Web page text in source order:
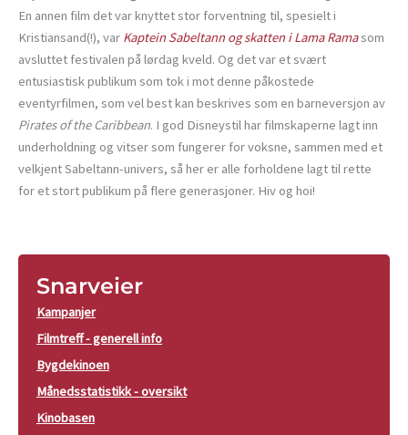
En annen film det var knyttet stor forventning til, spesielt i
Kristiansand(!), var Kaptein Sabeltann og skatten i Lama Ramasom
avsluttet festivalen på lørdag kveld. Og det var et svært
entusiastisk publikum som tok i mot denne påkostede
eventyrfilmen, som vel best kan beskrives som en barneversjon av
Pirates of the Caribbean. I god Disneystil har filmskaperne lagt inn
underholdning og vitser som fungerer for voksne, sammen med et
velkjent Sabeltann-univers, så her er alle forholdene lagt til rette
for et stort publikum på flere generasjoner. Hiv og hoi!
Snarveier
Kampanjer
Filmtreff - generell info
Bygdekinoen
Månedsstatistikk - oversikt
Kinobasen